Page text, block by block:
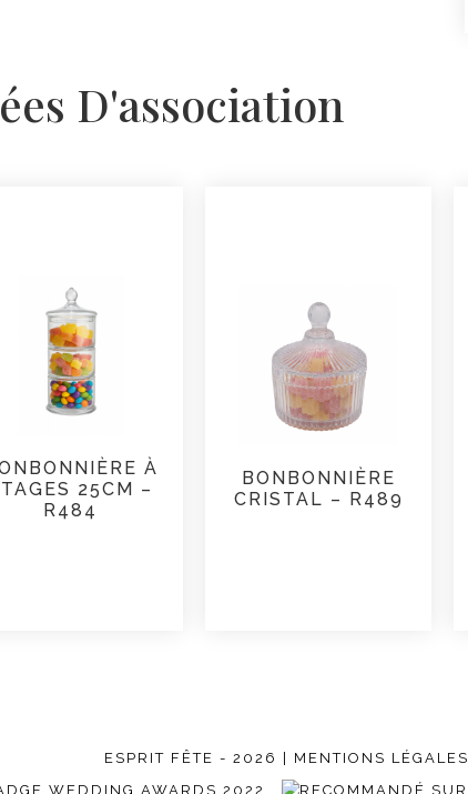
D'association
À
25CM –
R484
BONBONNIÈRE
CRISTAL – R489
ESPRIT FÊTE - 2026 | MENTIONS LÉGALES